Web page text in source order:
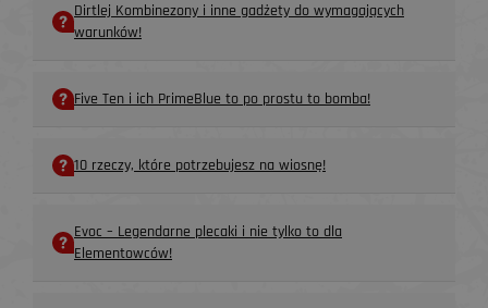
Dirtlej Kombinezony i inne gadżety do wymagających
warunków!
Five Ten i ich PrimeBlue to po prostu to bomba!
10 rzeczy, które potrzebujesz na wiosnę!
Evoc – Legendarne plecaki i nie tylko to dla
Elementowców!